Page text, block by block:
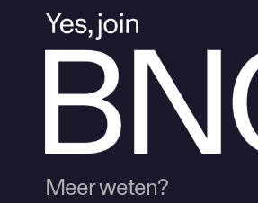
Meer weten?